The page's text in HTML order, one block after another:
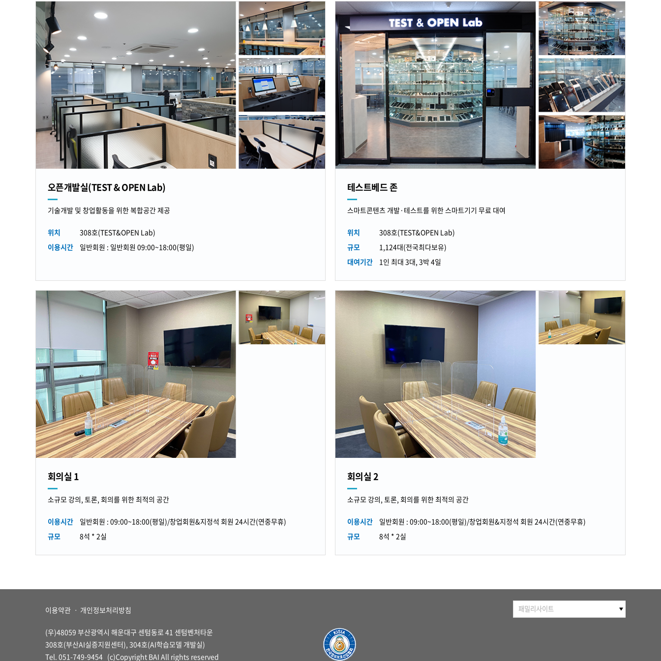
오픈개발실(TEST & OPEN Lab)
기술개발 및 창업활동을 위한 복합공간 제공
위치
308호(TEST&OPEN Lab)
이용시간
일반회원 : 일반회원 09:00~18:00(평일)
테스트베드 존
스마트콘텐츠 개발·테스트를 위한 스마트기기 무료 대여
위치
308호(TEST&OPEN Lab)
규모
1,124대(전국최다보유)
대여기간
1인 최대 3대, 3박 4일
회의실 1
소규모 강의, 토론, 회의를 위한 최적의 공간
이용시간
일반회원 : 09:00~18:00(평일)/창업회원&지정석 회원 24시간(연중무휴)
규모
8석 * 2실
회의실 2
소규모 강의, 토론, 회의를 위한 최적의 공간
이용시간
일반회원 : 09:00~18:00(평일)/창업회원&지정석 회원 24시간(연중무휴)
규모
8석 * 2실
이용약관 ㆍ 개인정보처리방침
(우)48059 부산광역시 해운대구 센텀동로 41 센텀벤처타운
308호(부산AI실증지원센터), 304호(AI학습모델 개발실)
Tel. 051-749-9454 (c)Copyright BAI All rights reserved